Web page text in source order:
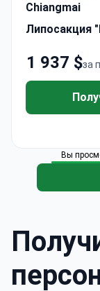
Chiangmai
Липосакция
за
1 937 $
Вы